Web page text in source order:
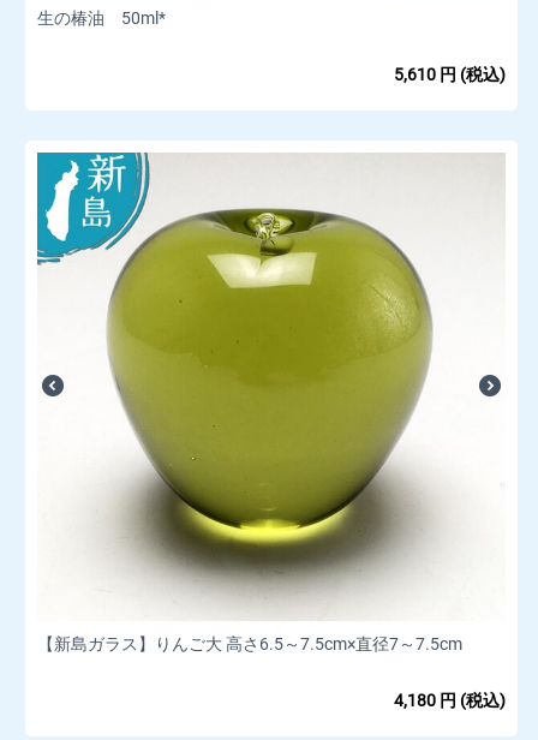
生の椿油 50ml*
5,610 円 (税込)
【新島ガラス】りんご大 高さ6.5～7.5cm×直径7～7.5cm
4,180 円 (税込)